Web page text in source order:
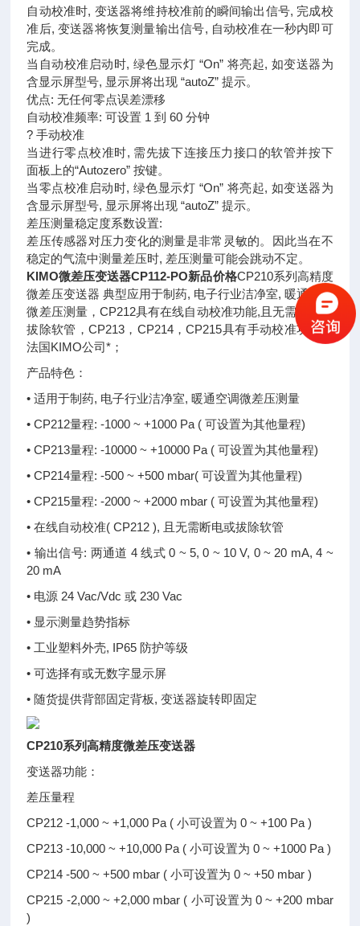
自动校准时, 变送器将维持校准前的瞬间输出信号, 完成校
准后, 变送器将恢复测量输出信号, 自动校准在一秒内即可
完成。
当自动校准启动时, 绿色显示灯 “On” 将亮起, 如变送器为
含显示屏型号, 显示屏将出现 “autoZ” 提示。
优点: 无任何零点误差漂移
自动校准频率: 可设置 1 到 60 分钟
? 手动校准
当进行零点校准时, 需先拔下连接压力接口的软管并按下
面板上的“Autozero” 按键。
当零点校准启动时, 绿色显示灯 “On” 将亮起, 如变送器为
含显示屏型号, 显示屏将出现 “autoZ” 提示。
差压测量稳定度系数设置:
差压传感器对压力变化的测量是非常灵敏的。因此当在不
稳定的气流中测量差压时, 差压测量可能会跳动不定。
KIMO微差压变送器CP112-PO新品价格CP210系列高精度
微差压变送器 典型应用于制药, 电子行业洁净室, 暖通空调
微差压测量，CP212具有在线自动校准功能,且无需断电或
拔除软管，CP213，CP214，CP215具有手动校准功能，
法国KIMO公司*；
产品特色：
• 适用于制药, 电子行业洁净室, 暖通空调微差压测量
• CP212量程: -1000 ~ +1000 Pa ( 可设置为其他量程)
• CP213量程: -10000 ~ +10000 Pa ( 可设置为其他量程)
• CP214量程: -500 ~ +500 mbar( 可设置为其他量程)
• CP215量程: -2000 ~ +2000 mbar ( 可设置为其他量程)
• 在线自动校准( CP212 ), 且无需断电或拔除软管
• 输出信号: 两通道 4 线式 0 ~ 5, 0 ~ 10 V, 0 ~ 20 mA, 4 ~
20 mA
• 电源 24 Vac/Vdc 或 230 Vac
• 显示测量趋势指标
• 工业塑料外壳, IP65 防护等级
• 可选择有或无数字显示屏
• 随货提供背部固定背板, 变送器旋转即固定
CP210系列高精度微差压变送器
变送器功能：
差压量程
CP212 -1,000 ~ +1,000 Pa ( 小可设置为 0 ~ +100 Pa )
CP213 -10,000 ~ +10,000 Pa ( 小可设置为 0 ~ +1000 Pa )
CP214 -500 ~ +500 mbar ( 小可设置为 0 ~ +50 mbar )
CP215 -2,000 ~ +2,000 mbar ( 小可设置为 0 ~ +200 mbar
)